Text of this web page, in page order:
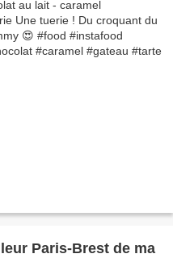
Paris-Brest de ma